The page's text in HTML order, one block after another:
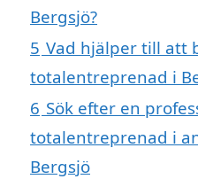
Bergsjö?
5 Vad hjälper till att
totalentreprenad i
6 Sök efter en
totalentreprenad i
Bergsjö